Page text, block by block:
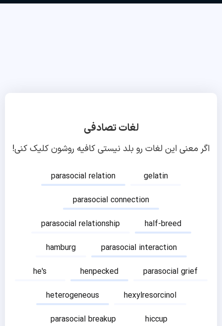
لغات تصادفی
اگر معنی این لغات رو بلد نیستی کافیه روشون کلیک کنی!
parasocial relation
gelatin
parasocial connection
parasocial relationship
half-breed
hamburg
parasocial interaction
he's
henpecked
parasocial grief
heterogeneous
hexylresorcinol
parasocial breakup
hiccup